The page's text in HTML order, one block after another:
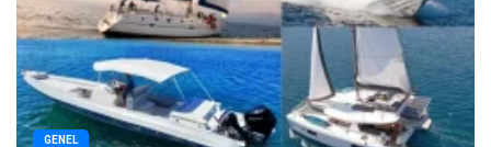
GENEL